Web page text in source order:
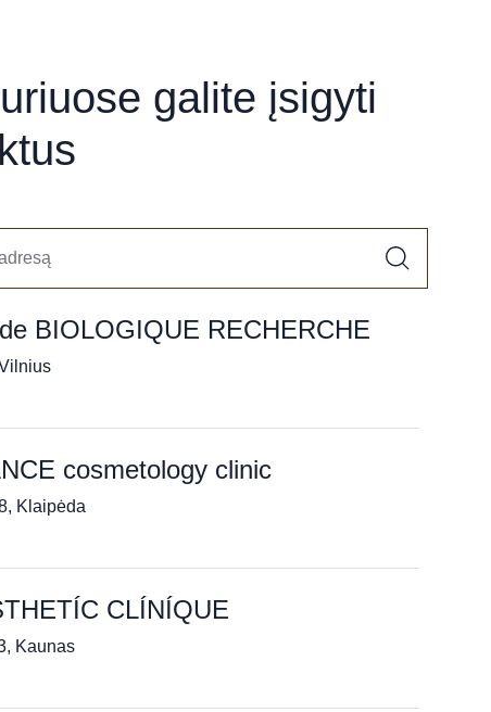
galite įsigyti
BIOLOGIQUE RECHERCHE
cosmetology clinic
Klaipėda
CLÍNÍQUE
Kaunas